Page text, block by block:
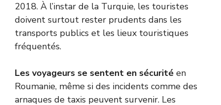
2018. À l’instar de la Turquie, les touristes
doivent surtout rester prudents dans les
transports publics et les lieux touristiques
fréquentés.
Les voyageurs se sentent en sécurité en
Roumanie, même si des incidents comme des
arnaques de taxis peuvent survenir. Les